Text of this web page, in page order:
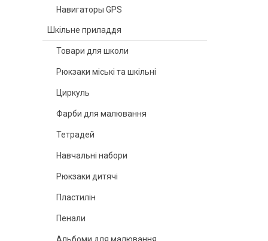
Навигаторы GPS
Шкільне приладдя
Товари для школи
Рюкзаки міські та шкільні
Циркуль
Фарби для малювання
Тетрадей
Навчальні набори
Рюкзаки дитячі
Пластилін
Пенали